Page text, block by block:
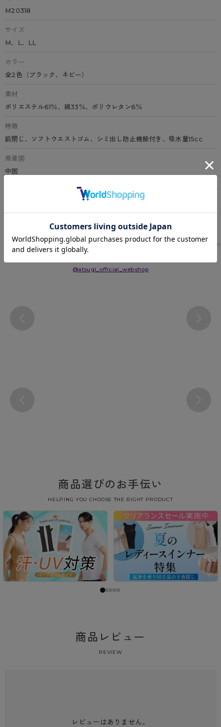
M20318
サイズ
M、L、LL
カラー
全2色（ブラック、ネビー）
素材
ポリエステル61％、綿33％、ポリウレタン6％
特徴
前閉じ、ソフトウエストゴム、シミ出し防止機能付き、吸水量15cc
原産国
中国
Instagram
@atsugi_official_webshop
商品選びのお手伝い
HELPING YOU CHOOSE THE RIGHT PRODUCT
商品レビュー
REVIEW
レビューはありません。